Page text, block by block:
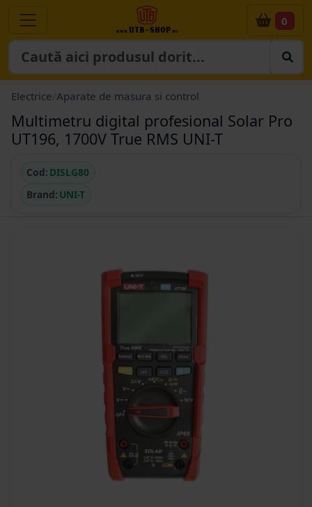
0
Electrice Aparate de masura si control
Multimetru digital profesional Solar Pro
UT196, 1700V True RMS UNI-T
Cod: DISLG80
Brand: UNI-T